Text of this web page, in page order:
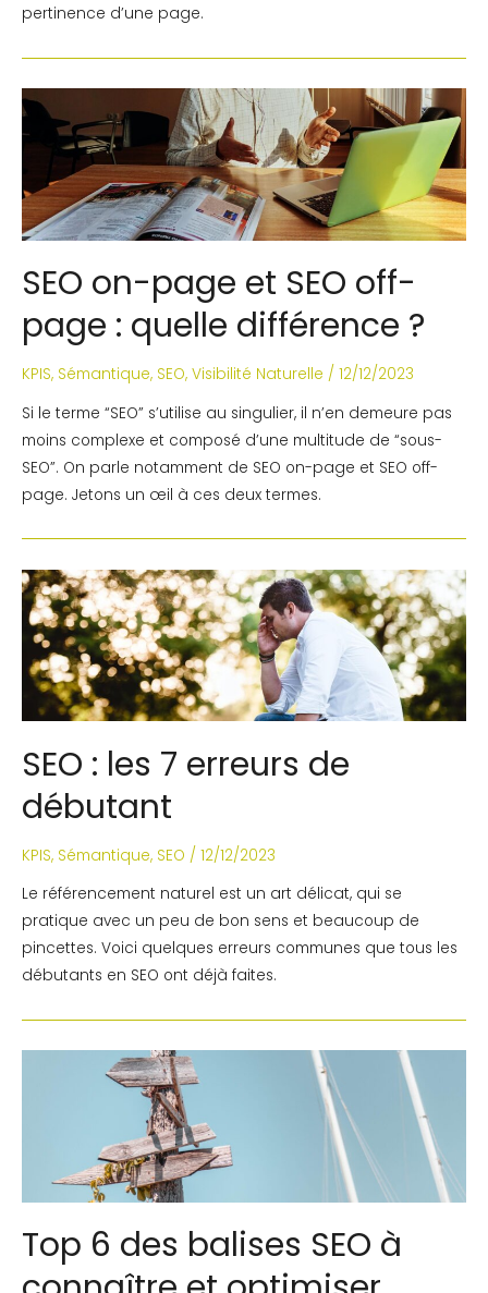
pertinence d’une page.
SEO on-page et SEO off-
page : quelle différence ?
KPIS, Sémantique, SEO, Visibilité Naturelle / 12/12/2023
Si le terme “SEO” s’utilise au singulier, il n’en demeure pas
moins complexe et composé d’une multitude de “sous-
SEO”. On parle notamment de SEO on-page et SEO off-
page. Jetons un œil à ces deux termes.
SEO : les 7 erreurs de
débutant
KPIS, Sémantique, SEO / 12/12/2023
Le référencement naturel est un art délicat, qui se
pratique avec un peu de bon sens et beaucoup de
pincettes. Voici quelques erreurs communes que tous les
débutants en SEO ont déjà faites.
Top 6 des balises SEO à